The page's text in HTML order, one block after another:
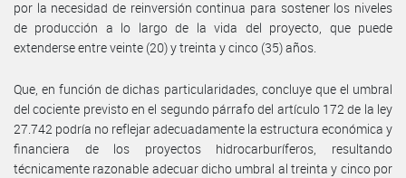
por la necesidad de reinversión continua para sostener los niveles
de producción a lo largo de la vida del proyecto, que puede
extenderse entre veinte (20) y treinta y cinco (35) años.
Que, en función de dichas particularidades, concluye que el umbral
del cociente previsto en el segundo párrafo del artículo 172 de la ley
27.742 podría no reflejar adecuadamente la estructura económica y
financiera de los proyectos hidrocarburíferos, resultando
técnicamente razonable adecuar dicho umbral al treinta y cinco por